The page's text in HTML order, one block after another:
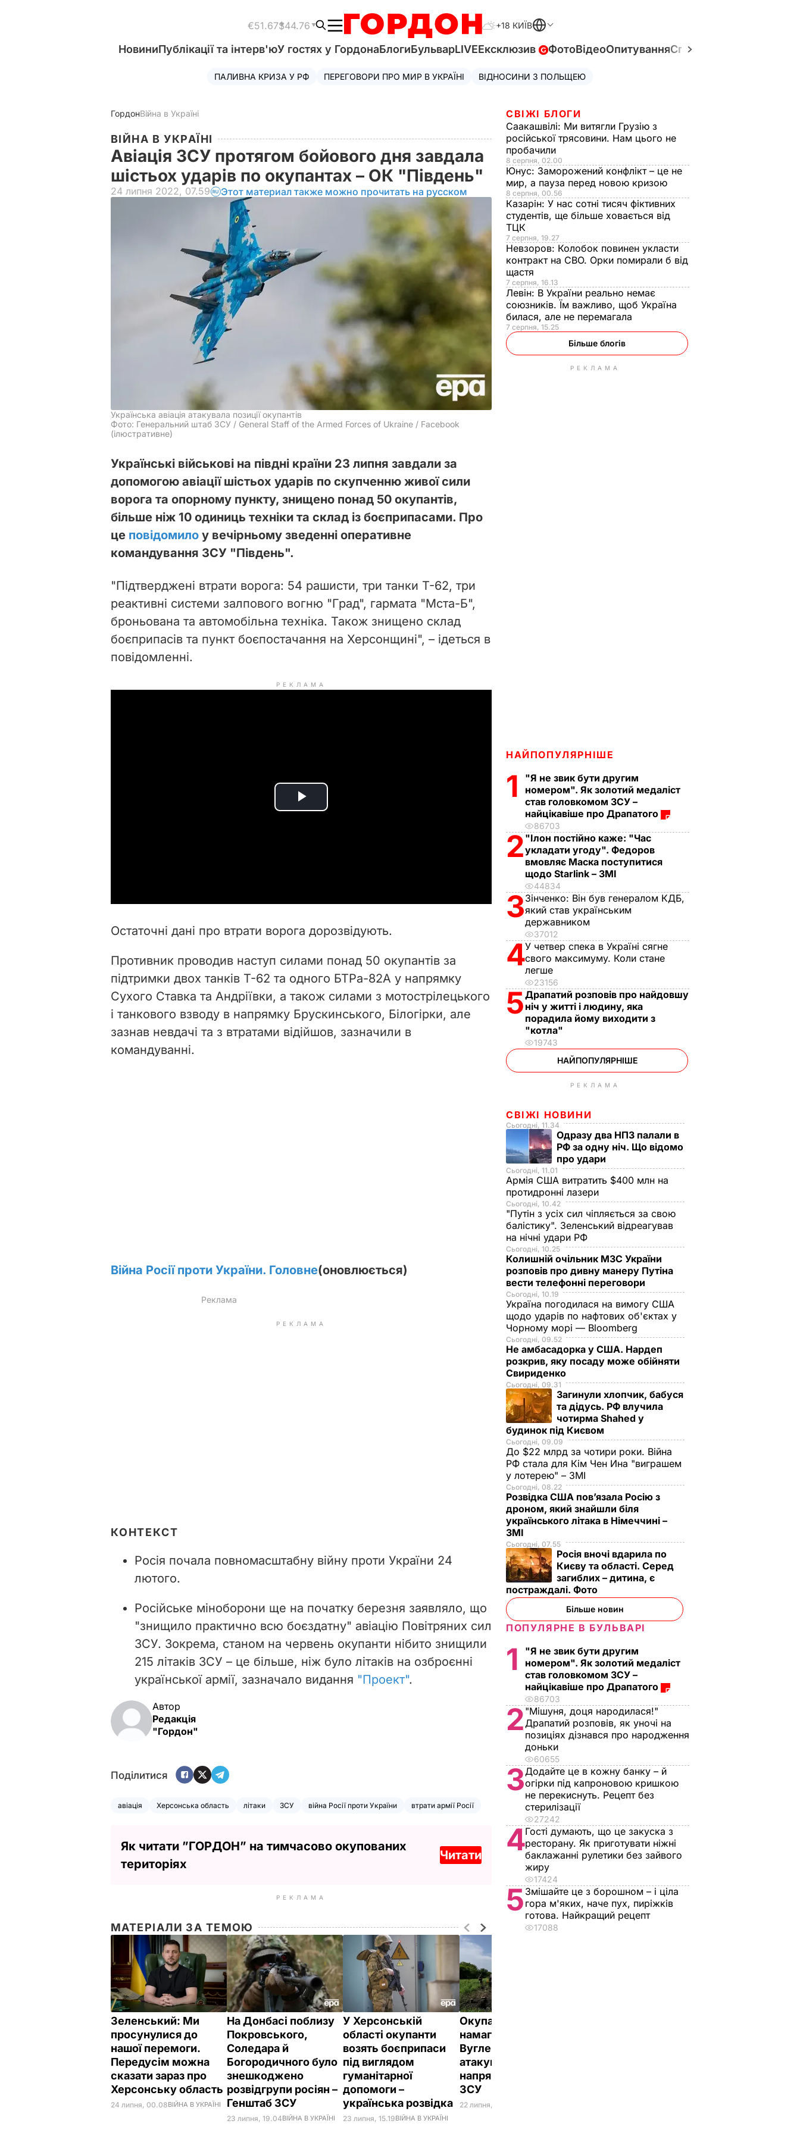
€51.67$44.76 +18 КИЇВ
НовиниПублікації та інтерв'юУ гостях у ГордонаБлогиБульварLIVEЕксклюзив ФотоВідеоОпитуванняСпецпроєкти
ПАЛИВНА КРИЗА У РФ ПЕРЕГОВОРИ ПРО МИР В УКРАЇНІ ВІДНОСИНИ З ПОЛЬЩЕЮ
ГордонВійна в Україні
ВІЙНА В УКРАЇНІ
Авіація ЗСУ протягом бойового дня завдала
шістьох ударів по окупантах – ОК "Південь"
24 липня 2022, 07.59 Этот материал также можно прочитать на русском
Українська авіація атакувала позиції окупантів
Фото: Генеральний штаб ЗСУ / General Staff of the Armed Forces of Ukraine / Facebook
(ілюстративне)
Українські військові на півдні країни 23 липня завдали за
допомогою авіації шістьох ударів по скупченню живої сили
ворога та опорному пункту, знищено понад 50 окупантів,
більше ніж 10 одиниць техніки та склад із боєприпасами. Про
це повідомило у вечірньому зведенні оперативне
командування ЗСУ "Південь".
"Підтверджені втрати ворога: 5️4️ рашисти, три танки Т-62, три
реактивні системи залпового вогню "Град", гармата "Мста-Б",
броньована та автомобільна техніка. Також знищено склад
боєприпасів та пункт боєпостачання на Херсонщині", – ідеться в
повідомленні.
РЕКЛАМА
P
d
e
o
Остаточні дані про втрати ворога дорозвідують.
Противник проводив наступ силами понад 50 окупантів за
підтримки двох танків Т-62 та одного БТРа-82А у напрямку
Сухого Ставка та Андріївки, а також силами з мотострілецького
і танкового взводу в напрямку Брускинського, Білогірки, але
зазнав невдачі та з втратами відійшов, зазначили в
командуванні.
Війна Росії проти України. Головне(оновлюється)
РЕКЛАМА
КОНТЕКСТ
Росія почала повномасштабну війну проти України 24
лютого.
Російське міноборони ще на початку березня заявляло, що
"знищило практично всю боєздатну" авіацію Повітряних сил
ЗСУ. Зокрема, станом на червень окупанти нібито знищили
215 літаків ЗСУ – це більше, ніж було літаків на озброєнні
української армії, зазначало видання "Проект".
Автор
Редакція
"Гордон"
Поділитися
авіація Херсонська область літаки ЗСУ війна Росії проти України втрати армії Росії
Як читати ”ГОРДОН” на тимчасово окупованих
територіях
Читати
РЕКЛАМА
МАТЕРІАЛИ ЗА ТЕМОЮ
Зеленський: Ми
просунулися до
нашої перемоги.
Передусім можна
сказати зараз про
Херсонську область
24 липня, 00.08ВІЙНА В УКРАЇНІ
На Донбасі поблизу
Покровського,
Соледара й
Богородичного було
знешкоджено
розвідгрупи росіян –
Генштаб ЗСУ
23 липня, 19.04ВІЙНА В УКРАЇНІ
У Херсонській
області окупанти
возять боєприпаси
під виглядом
гуманітарної
допомоги –
українська розвідка
23 липня, 15.19ВІЙНА В УКРАЇНІ
Окупанти вкотре
намагалися захопити
Вуглегірську ТЕС,
атакували на інших
напрямках – Генштаб
ЗСУ
22 липня, 19.01
СВІЖІ БЛОГИ
Саакашвілі: Ми витягли Грузію з
російської трясовини. Нам цього не
пробачили
8 серпня, 02.00
Юнус: Заморожений конфлікт – це не
мир, а пауза перед новою кризою
8 серпня, 00.56
Казарін: У нас сотні тисяч фіктивних
студентів, ще більше ховається від
ТЦК
7 серпня, 19.27
Невзоров: Колобок повинен укласти
контракт на СВО. Орки помирали б від
щастя
7 серпня, 16.13
Левін: В України реально немає
союзників. Їм важливо, щоб Україна
билася, але не перемагала
7 серпня, 15.25
Більше блогів
РЕКЛАМА
НАЙПОПУЛЯРНІШЕ
1
"Я не звик бути другим
номером". Як золотий медаліст
став головкомом ЗСУ –
найцікавіше про Драпатого
86703
2 "Ілон постійно каже: "Час
укладати угоду". Федоров
вмовляє Маска поступитися
щодо Starlink – ЗМІ
44834
3Зінченко: Він був генералом КДБ,
який став українським
державником
37012
4У четвер спека в Україні сягне
свого максимуму. Коли стане
легше
23156
5Драпатий розповів про найдовшу
ніч у житті і людину, яка
порадила йому виходити з
"котла"
19743
НАЙПОПУЛЯРНІШЕ
РЕКЛАМА
СВІЖІ НОВИНИ
Сьогодні, 11.34
Одразу два НПЗ палали в
РФ за одну ніч. Що відомо
про удари
Сьогодні, 11.01
Армія США витратить $400 млн на
протидронні лазери
Сьогодні, 10.42
"Путін з усіх сил чіпляється за свою
балістику". Зеленський відреагував
на нічні удари РФ
Сьогодні, 10.25
Колишній очільник МЗС України
розповів про дивну манеру Путіна
вести телефонні переговори
Сьогодні, 10.19
Україна погодилася на вимогу США
щодо ударів по нафтових об'єктах у
Чорному морі — Bloomberg
Сьогодні, 09.52
Не амбасадорка у США. Нардеп
розкрив, яку посаду може обійняти
Свириденко
Сьогодні, 09.31
Загинули хлопчик, бабуся
та дідусь. РФ влучила
чотирма Shahed у
будинок під Києвом
Сьогодні, 09.09
До $22 млрд за чотири роки. Війна
РФ стала для Кім Чен Ина "виграшем
у лотерею" – ЗМІ
Сьогодні, 08.22
Розвідка США пов’язала Росію з
дроном, який знайшли біля
українського літака в Німеччині –
ЗМІ
Сьогодні, 07.55
Росія вночі вдарила по
Києву та області. Серед
загиблих – дитина, є
постраждалі. Фото
Більше новин
ПОПУЛЯРНЕ В БУЛЬВАРІ
1
"Я не звик бути другим
номером". Як золотий медаліст
став головкомом ЗСУ –
найцікавіше про Драпатого
86703
2 "Мішуня, доця народилася!"
Драпатий розповів, як уночі на
позиціях дізнався про народження
доньки
60655
3Додайте це в кожну банку – й
огірки під капроновою кришкою
не перекиснуть. Рецепт без
стерилізації
27242
4Гості думають, що це закуска з
ресторану. Як приготувати ніжні
баклажанні рулетики без зайвого
жиру
17424
5 Змішайте це з борошном – і ціла
гора м'яких, наче пух, пиріжків
готова. Найкращий рецепт
17088